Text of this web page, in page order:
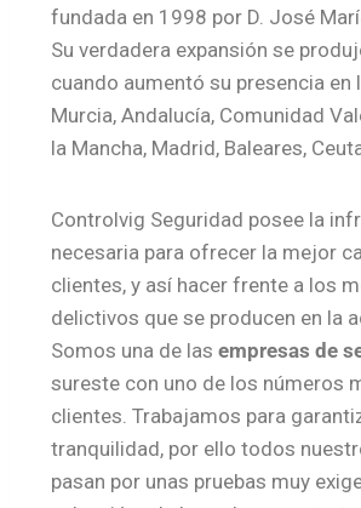
fundada en 1998 por D. José
Su verdadera expansión se
cuando aumentó su presencia en
Murcia, Andalucía, Comunidad
la Mancha, Madrid, Baleares,
Controlvig Seguridad posee la
necesaria para ofrecer la mejor
clientes, y así hacer frente a los
delictivos que se producen en la
Somos una de las empresas de
sureste con uno de los números
clientes. Trabajamos para
tranquilidad, por ello todos
pasan por unas pruebas muy